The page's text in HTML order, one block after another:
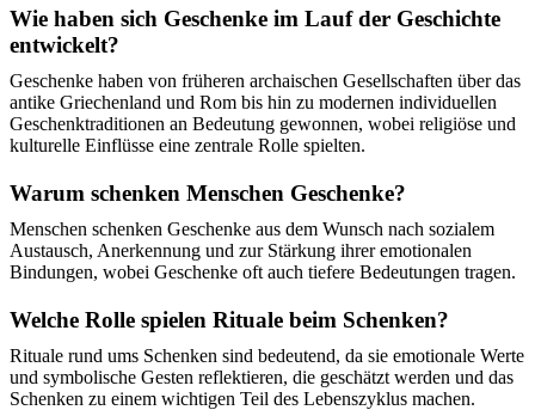
Wie haben sich Geschenke im Lauf der Geschichte
entwickelt?
Geschenke haben von früheren archaischen Gesellschaften über das
antike Griechenland und Rom bis hin zu modernen individuellen
Geschenktraditionen an Bedeutung gewonnen, wobei religiöse und
kulturelle Einflüsse eine zentrale Rolle spielten.
Warum schenken Menschen Geschenke?
Menschen schenken Geschenke aus dem Wunsch nach sozialem
Austausch, Anerkennung und zur Stärkung ihrer emotionalen
Bindungen, wobei Geschenke oft auch tiefere Bedeutungen tragen.
Welche Rolle spielen Rituale beim Schenken?
Rituale rund ums Schenken sind bedeutend, da sie emotionale Werte
und symbolische Gesten reflektieren, die geschätzt werden und das
Schenken zu einem wichtigen Teil des Lebenszyklus machen.